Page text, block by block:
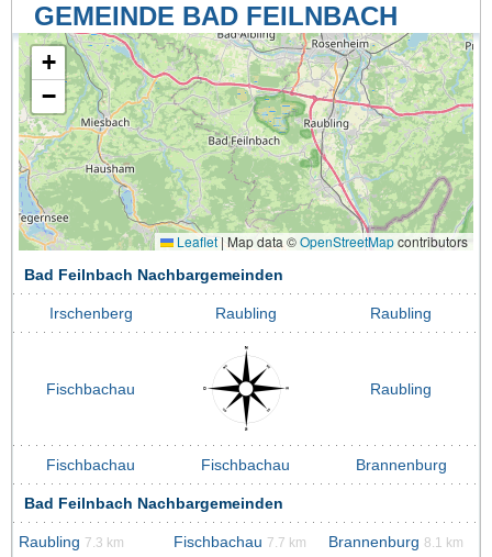
GEMEINDE BAD FEILNBACH
+
−
Leaflet | Map data ©OpenStreetMapcontributors
Bad Feilnbach Nachbargemeinden
Irschenberg Raubling Raubling
Fischbachau Raubling
Fischbachau Fischbachau Brannenburg
Bad Feilnbach Nachbargemeinden
Raubling 7.3 km Fischbachau 7.7 km Brannenburg 8.1 km